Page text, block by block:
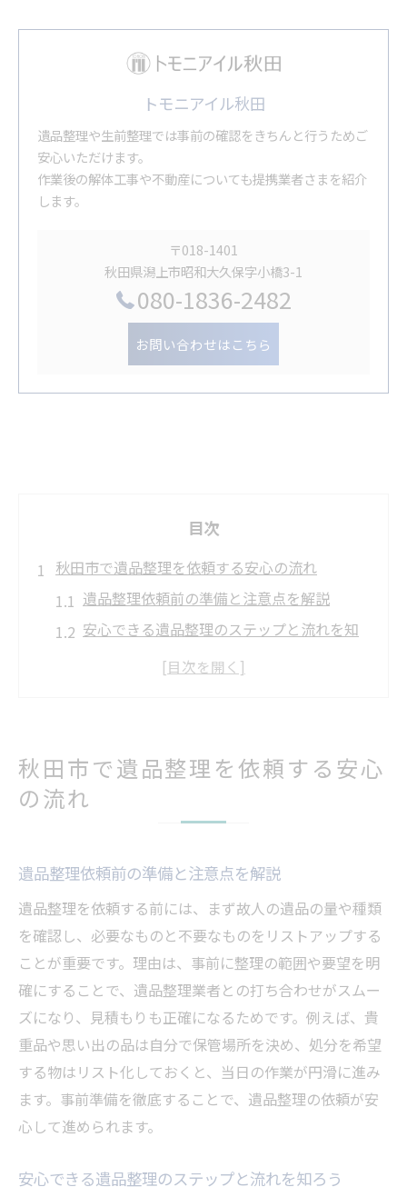
トモニアイル秋田
遺品整理や生前整理では事前の確認をきちんと行うためご
安心いただけます。
作業後の解体工事や不動産についても提携業者さまを紹介
します。
〒018-1401
秋田県潟上市昭和大久保字小橋3-1
080-1836-2482
お問い合わせはこちら
目次
秋田市で遺品整理を依頼する安心の流れ
遺品整理依頼前の準備と注意点を解説
安心できる遺品整理のステップと流れを知
実例
遺品整理依頼でよくある質問とその対策
遺品整理依頼時に費用相場を調べる重要性
サービス内容で選ぶ遺品整理依頼の比較基
見積もりで差が出る遺品整理業者の特徴
秋田市で遺品整理依頼時の追加料金に注意
遺品整理の費用を抑える依頼方法の工夫
信頼できる遺品整理業者選びの要点
遺品整理依頼で重視すべき業者の資格と実
績
秋田市の信頼できる遺品整理業者の選び方
遺品整理依頼前に確認したい契約内容の注
秋田市で遺品整理を依頼する安心
の流れ
遺品整理依頼前の準備と注意点を解説
遺品整理を依頼する前には、まず故人の遺品の量や種類
を確認し、必要なものと不要なものをリストアップする
ことが重要です。理由は、事前に整理の範囲や要望を明
確にすることで、遺品整理業者との打ち合わせがスムー
ズになり、見積もりも正確になるためです。例えば、貴
重品や思い出の品は自分で保管場所を決め、処分を希望
する物はリスト化しておくと、当日の作業が円滑に進み
ます。事前準備を徹底することで、遺品整理の依頼が安
心して進められます。
安心できる遺品整理のステップと流れを知ろう